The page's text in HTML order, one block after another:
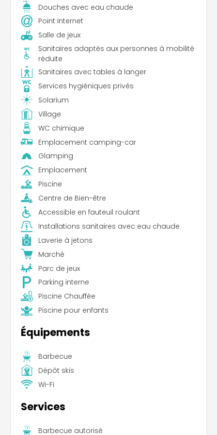
Douches avec eau chaude
Point Internet
Salle de jeux
Sanitaires adaptés aux personnes à mobilité
réduite
Sanitaires avec tables à langer
Services hygiéniques privés
Solarium
Village
WC chimique
Emplacement camping-car
Glamping
Emplacement
Piscine
Centre de Bien-être
Accessible en fauteuil roulant
Installations sanitaires avec eau chaude
Laverie à jetons
Marché
Parc de jeux
Parking interne
Piscine Chauffée
Piscine pour enfants
Équipements
Barbecue
Dépôt skis
Wi-Fi
Services
Barbecue autorisé